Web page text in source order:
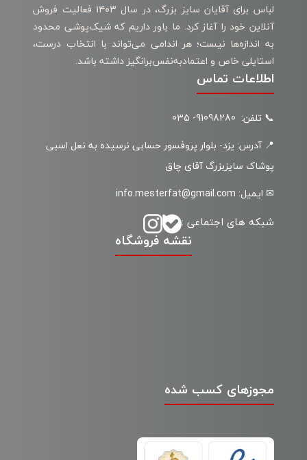
لباس برای آقایان سایز بزرگ، در سال ۱۴۰۳ فعالیت فروش
آنلاین خود را آغاز کرد. ما باور داریم که شیک‌پوشی محدود
به اندازه‌ها نیست؛ هر اندامی می‌تواند با انتخاب درست،
استایلی خاص و اعتمادبه‌نفس‌برانگیز داشته باشد.
مجوزهای کسب شده
اطلاعات تماس
📞 تلفن: 91098280- 035
📍 آدرس: یزد- بلوار پروفسور حسابی نرسیده به نعل اسبی
پوشاک سایزبزرگ آقای چاق
✉ ایمیل: info.mesterfat@gmail.com
شبکه های اجتماعی :
نقشه فروشگاه